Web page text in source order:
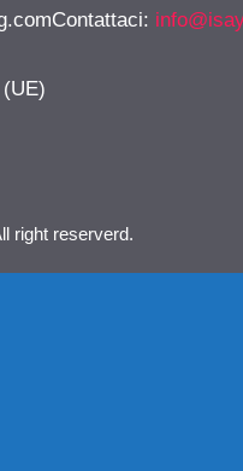
:
right reserverd.